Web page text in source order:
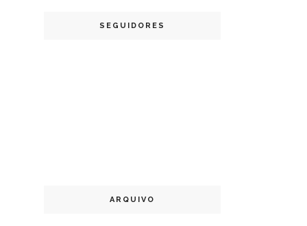
SEGUIDORES
ARQUIVO